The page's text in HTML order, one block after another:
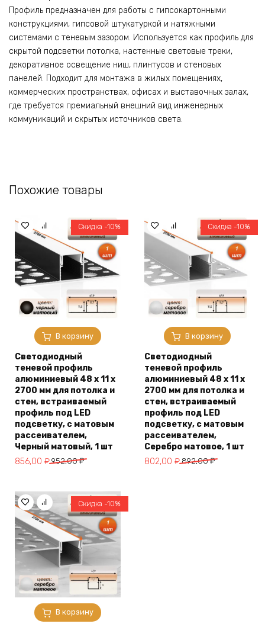
Профиль предназначен для работы с гипсокартонными
конструкциями, гипсовой штукатуркой и натяжными
системами с теневым зазором. Используется как профиль для
скрытой подсветки потолка, настенные световые треки,
декоративное освещение ниш, плинтусов и стеновых
панелей. Подходит для монтажа в жилых помещениях,
коммерческих пространствах, офисах и выставочных залах,
где требуется премиальный внешний вид инженерных
коммуникаций и скрытых источников света.
Похожие товары
В корзину
Скидка -10%
Светодиодный
теневой профиль
алюминиевый 48 х 11 х
2700 мм для потолка и
стен, встраиваемый
профиль под LED
подсветку, с матовым
рассеивателем,
Черный матовый, 1 шт
952,00₽
Первоначальная
952,00 ₽.
856,00 ₽
Текущая
В корзину
Скидка -10%
Светодиодный
теневой профиль
алюминиевый 48 х 11 х
2700 мм для потолка и
стен, встраиваемый
профиль под LED
подсветку, с матовым
рассеивателем,
Серебро матовое, 1 шт
892,00₽
Первоначальная
802,00 ₽
Текущая
В корзину
Скидка -10%